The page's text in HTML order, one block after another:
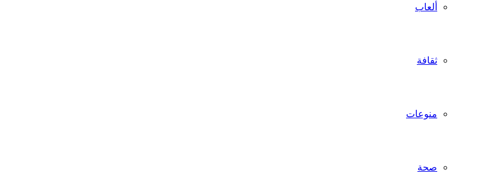
ألعاب
ثقافة
منوعات
صحة